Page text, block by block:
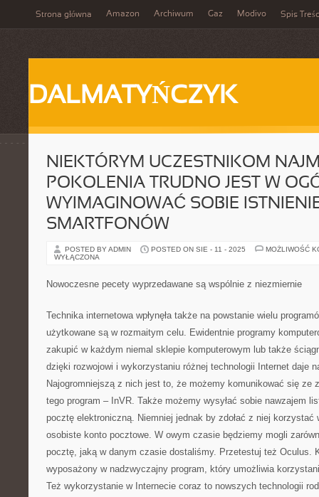
Strona główna Amazon Archiwum Gaz Modivo Spis
DALMATYŃCZYK
NIEKTÓRYM UCZESTNIKOM
POKOLENIA TRUDNO JEST W
WYIMAGINOWAĆ SOBIE
SMARTFONÓW
POSTED BY ADMIN POSTED ON SIE - 11 - 2025
MOŻLIWOŚĆ
WYŁĄCZONA
Nowoczesne pecety wyprzedawane są wspólnie z niezmiernie
Technika internetowa wpłynęła także na powstanie wielu
użytkowane są w rozmaitym celu. Ewidentnie programy
zakupić w każdym niemal sklepie komputerowym lub także
dzięki rozwojowi i wykorzystaniu różnej technologii Internet daje
Najogromniejszą z nich jest to, że możemy komunikować się ze
tego program – InVR. Także możemy wysyłać sobie nawzajem
pocztę elektroniczną. Niemniej jednak by zdołać z niej korzystać
osobiste konto pocztowe. W owym czasie będziemy mogli
pocztę, jaką w danym czasie dostaliśmy. Przetestuj też Oculus.
wyposażony w nadzwyczajny program, który umożliwia
Też wykorzystanie w Internecie coraz to nowszych technologii